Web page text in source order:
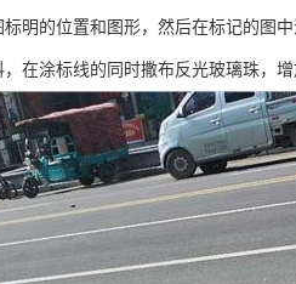
明的位置和图形，然后在标记的图中
在涂标线的同时撒布反光玻璃珠，